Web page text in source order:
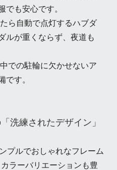
でも安心です。
ら自動で点灯するハブダ
ルが重くならず、夜道も
での駐輪に欠かせないア
です。
洗練されたデザイン」
プルでおしゃれなフレーム
ラーバリエーションも豊